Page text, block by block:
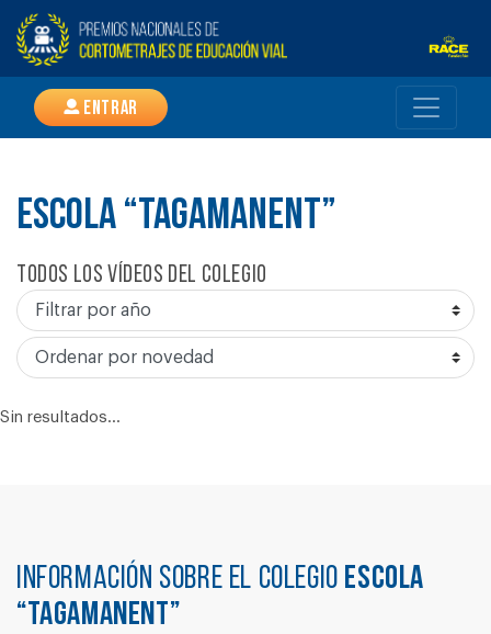
Entrar
ESCOLA “TAGAMANENT”
Todos los vídeos del colegio
Sin resultados...
Información sobre el colegio ESCOLA
“TAGAMANENT”